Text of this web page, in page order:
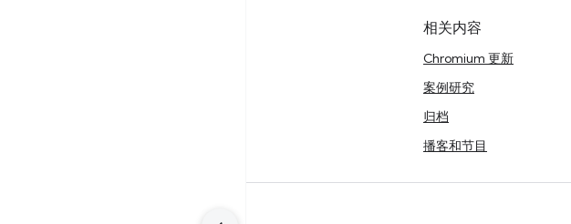
相关内容
Chromium 更新
案例研究
归档
播客和节目